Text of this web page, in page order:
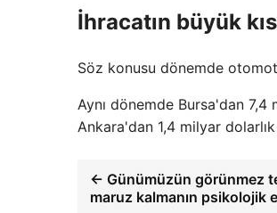
İhracatın büyük
Söz konusu dönemde
Aynı dönemde Bursa'dan
Ankara'dan 1,4 milyar
← Günümüzün görünmez
maruz kalmanın psikolojik